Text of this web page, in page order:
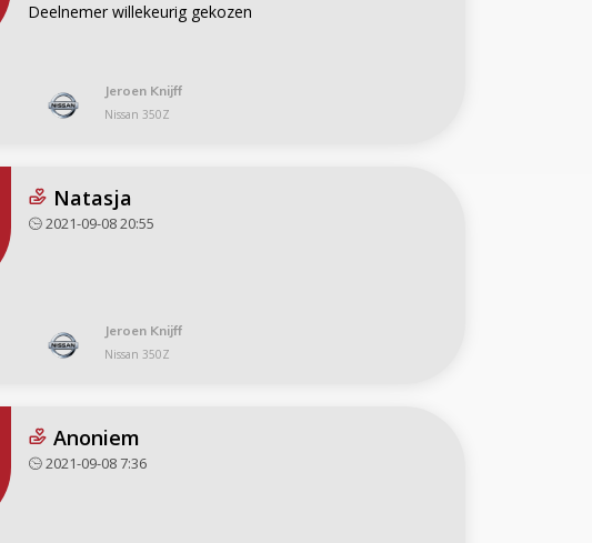
Deelnemer willekeurig gekozen
Jeroen Knijff
Nissan 350Z
Natasja
2021-09-08 20:55
Jeroen Knijff
Nissan 350Z
Anoniem
2021-09-08 7:36